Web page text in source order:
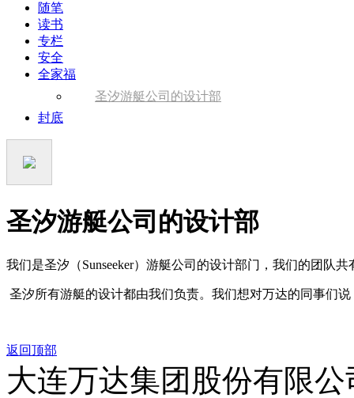
随笔
读书
专栏
安全
全家福
圣汐游艇公司的设计部
封底
圣汐游艇公司的设计部
我们是圣汐（Sunseeker）游艇公司的设计部门，我们的团队共
圣汐所有游艇的设计都由我们负责。我们想对万达的同事们说
返回顶部
大连万达集团股份有限